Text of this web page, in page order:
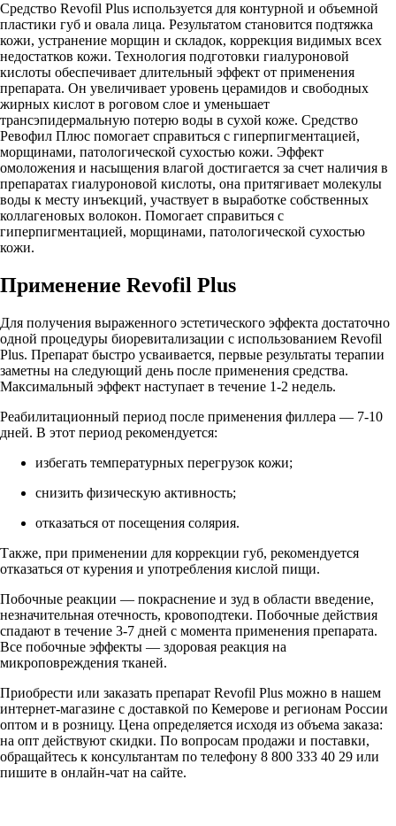
Средство Revofil Plus используется для контурной и объемной
пластики губ и овала лица. Результатом становится подтяжка
кожи, устранение морщин и складок, коррекция видимых всех
недостатков кожи. Технология подготовки гиалуроновой
кислоты обеспечивает длительный эффект от применения
препарата. Он увеличивает уровень церамидов и свободных
жирных кислот в роговом слое и уменьшает
трансэпидермальную потерю воды в сухой коже. Средство
Ревофил Плюс помогает справиться с гиперпигментацией,
морщинами, патологической сухостью кожи. Эффект
омоложения и насыщения влагой достигается за счет наличия в
препаратах гиалуроновой кислоты, она притягивает молекулы
воды к месту инъекций, участвует в выработке собственных
коллагеновых волокон. Помогает справиться с
гиперпигментацией, морщинами, патологической сухостью
кожи.
Применение Revofil Plus
Для получения выраженного эстетического эффекта достаточно
одной процедуры биоревитализации с использованием Revofil
Plus. Препарат быстро усваивается, первые результаты терапии
заметны на следующий день после применения средства.
Максимальный эффект наступает в течение 1-2 недель.
Реабилитационный период после применения филлера — 7-10
дней. В этот период рекомендуется:
избегать температурных перегрузок кожи;
снизить физическую активность;
отказаться от посещения солярия.
Также, при применении для коррекции губ, рекомендуется
отказаться от курения и употребления кислой пищи.
Побочные реакции — покраснение и зуд в области введение,
незначительная отечность, кровоподтеки. Побочные действия
спадают в течение 3-7 дней с момента применения препарата.
Все побочные эффекты — здоровая реакция на
микроповреждения тканей.
Приобрести или заказать препарат Revofil Plus можно в нашем
интернет-магазине с доставкой по Кемерове и регионам России
оптом и в розницу. Цена определяется исходя из объема заказа:
на опт действуют скидки. По вопросам продажи и поставки,
обращайтесь к консультантам по телефону 8 800 333 40 29 или
пишите в онлайн-чат на сайте.